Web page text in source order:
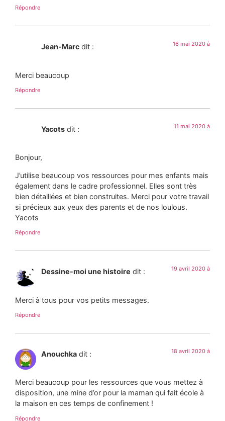
Répondre
Jean-Marc dit : 16 mai 2020 à
Merci beaucoup
Répondre
Yacots dit : 11 mai 2020 à
Bonjour,
J’utilise beaucoup vos ressources pour mes enfants mais
également dans le cadre professionnel. Elles sont très
bien détaillées et bien construites. Merci pour votre travail
si précieux aux yeux des parents et de nos loulous.
Yacots
Répondre
Dessine-moi une histoire dit : 19 avril 2020 à
Merci à tous pour vos petits messages.
Répondre
Anouchka dit : 18 avril 2020 à
Merci beaucoup pour les ressources que vous mettez à
disposition, une mine d’or pour la maman qui fait école à
la maison en ces temps de confinement !
Répondre